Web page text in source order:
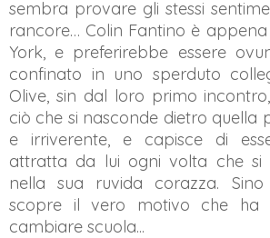
sembra provare gli stessi
rancore… Colin Fantino è
York, e preferirebbe essere
confinato in uno sperduto
Olive, sin dal loro primo
ciò che si nasconde dietro quella
e irriverente, e capisce di
attratta da lui ogni volta che si
nella sua ruvida corazza.
scopre il vero motivo che ha
cambiare scuola...